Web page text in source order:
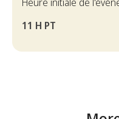
11 H PT